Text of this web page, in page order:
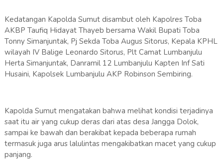
Kedatangan Kapolda Sumut disambut oleh Kapolres Toba
AKBP Taufiq Hidayat Thayeb bersama Wakil Bupati Toba
Tonny Simanjuntak, Pj Sekda Toba Augus Sitorus, Kepala KPHL
wilayah IV Balige Leonardo Sitorus, Plt Camat Lumbanjulu
Herta Simanjuntak, Danramil 12 Lumbanjulu Kapten Inf Sati
Husaini, Kapolsek Lumbanjulu AKP Robinson Sembiring.
Kapolda Sumut mengatakan bahwa melihat kondisi terjadinya
saat itu air yang cukup deras dari atas desa Jangga Dolok,
sampai ke bawah dan berakibat kepada beberapa rumah
termasuk juga arus lalulintas mengakibatkan macet yang cukup
panjang.